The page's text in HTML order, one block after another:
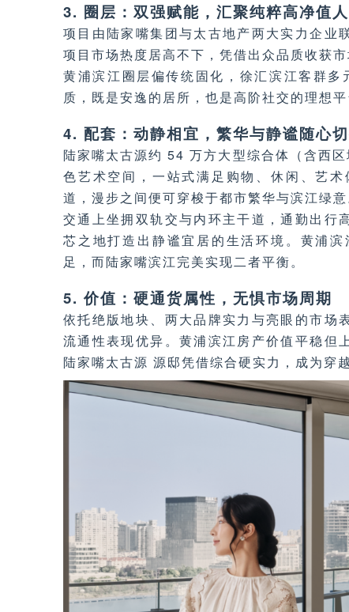
3. 圈层：双强赋能，汇聚纯粹高净值
项目由陆家嘴集团与太古地产两大实力企业
项目市场热度居高不下，凭借出众品质收获
黄浦滨江圈层偏传统固化，徐汇滨江客群
质，既是安逸的居所，也是高阶社交的理想平
4. 配套：动静相宜，繁华与静谧随心
陆家嘴太古源约 54 万方大型综合体（含西
色艺术空间，一站式满足购物、休闲、艺
道，漫步之间便可穿梭于都市繁华与滨江绿意
交通上坐拥双轨交与内环主干道，通勤出行
芯之地打造出静谧宜居的生活环境。黄浦
足，而陆家嘴滨江完美实现二者平衡。
5. 价值：硬通货属性，无惧市场周期
依托绝版地块、两大品牌实力与亮眼的市场
流通性表现优异。黄浦滨江房产价值平稳但
陆家嘴太古源 源邸凭借综合硬实力，成为穿